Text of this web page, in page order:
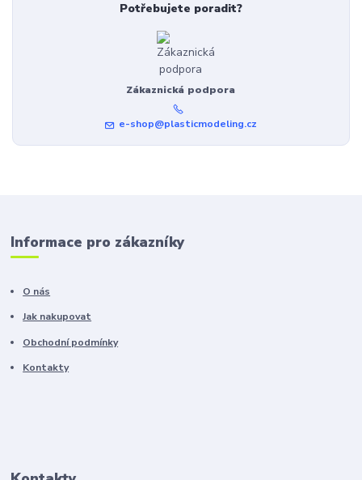
Potřebujete poradit?
Zákaznická podpora
e-shop@plasticmodeling.cz
Informace pro zákazníky
O nás
Jak nakupovat
Obchodní podmínky
Kontakty